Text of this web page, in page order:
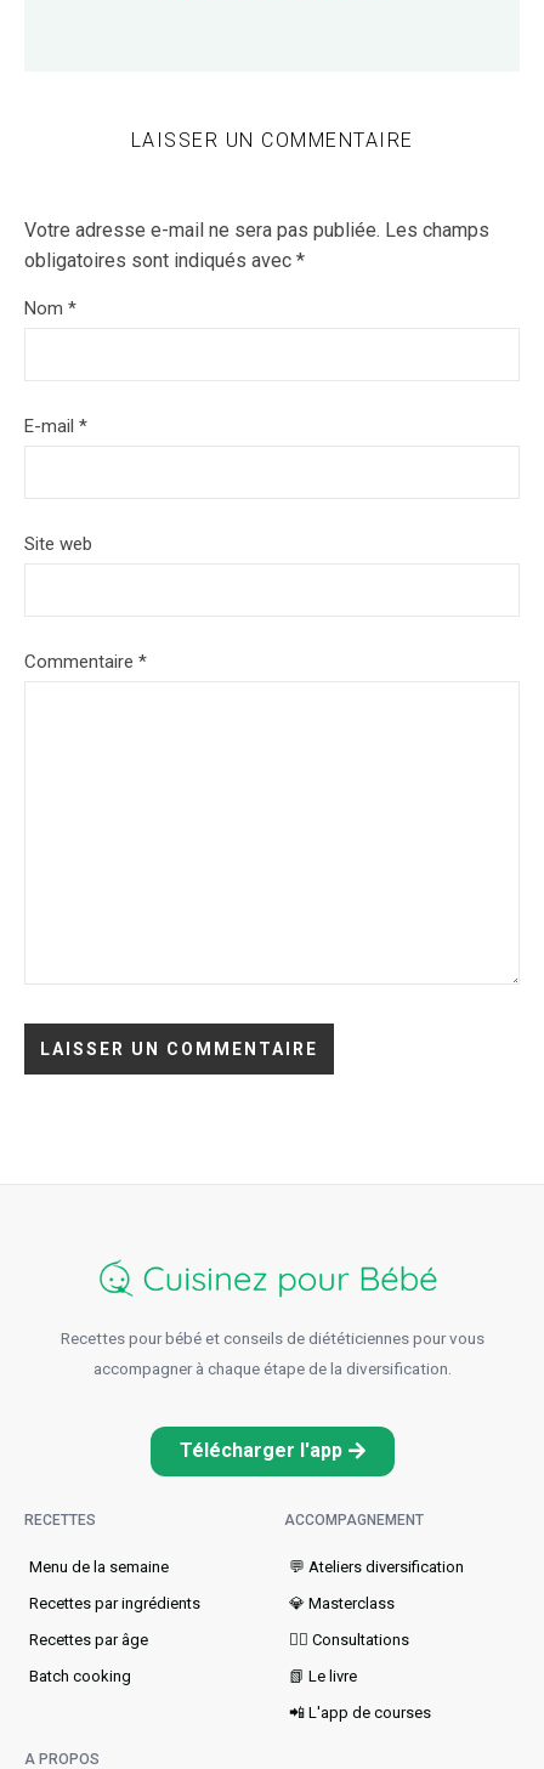
LAISSER UN COMMENTAIRE
Votre adresse e-mail ne sera pas publiée. Les champs
obligatoires sont indiqués avec *
Nom *
E-mail *
Site web
Commentaire *
Recettes pour bébé et conseils de diététiciennes pour vous
accompagner à chaque étape de la diversification.
Télécharger l'app
RECETTES
Menu de la semaine​
Recettes par ingrédients
Recettes par âge
Batch cooking
ACCOMPAGNEMENT
💬 Ateliers diversification
💎 Masterclass
👩‍⚕️ Consultations
📗 Le livre
📲 L'app de courses
A PROPOS